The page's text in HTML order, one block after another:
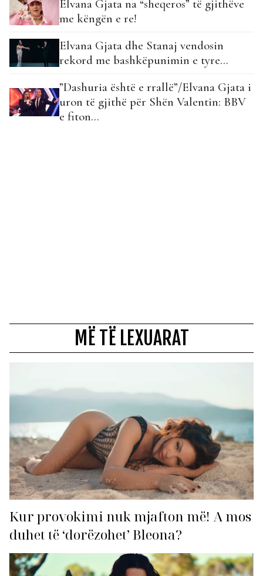
Elvana Gjata na “sheqeros” të gjithëve
me këngën e re!
Elvana Gjata dhe Stanaj vendosin
rekord me bashkëpunimin e tyre…
”Dashuria është e rrallë”/Elvana Gjata i
uron të gjithë për Shën Valentin: BBV
e fiton…
MË TË LEXUARAT
Kur provokimi nuk mjafton më! A mos
duhet të ‘dorëzohet’ Bleona?